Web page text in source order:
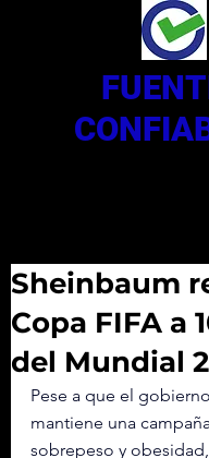
Sheinbaum
Copa FIFA a
del Mundial
Pese a que el
mantiene una
sobrepeso y